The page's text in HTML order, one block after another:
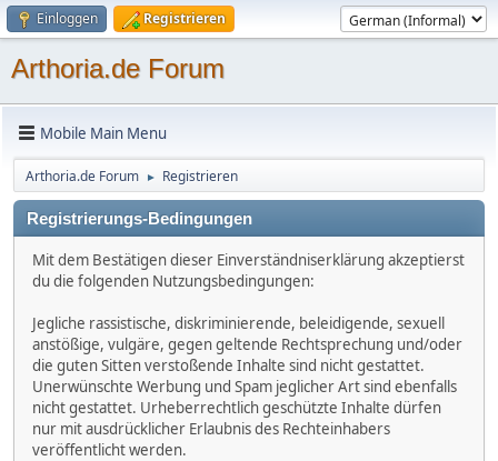
Einloggen Registrieren
Arthoria.de Forum
Mobile Main Menu
Arthoria.de Forum ► Registrieren
Registrierungs-Bedingungen
Mit dem Bestätigen dieser Einverständniserklärung akzeptierst
du die folgenden Nutzungsbedingungen:
Jegliche rassistische, diskriminierende, beleidigende, sexuell
anstößige, vulgäre, gegen geltende Rechtsprechung und/oder
die guten Sitten verstoßende Inhalte sind nicht gestattet.
Unerwünschte Werbung und Spam jeglicher Art sind ebenfalls
nicht gestattet. Urheberrechtlich geschützte Inhalte dürfen
nur mit ausdrücklicher Erlaubnis des Rechteinhabers
veröffentlicht werden.